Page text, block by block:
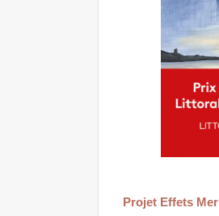
Projet Effets Mer